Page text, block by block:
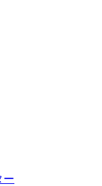
ー